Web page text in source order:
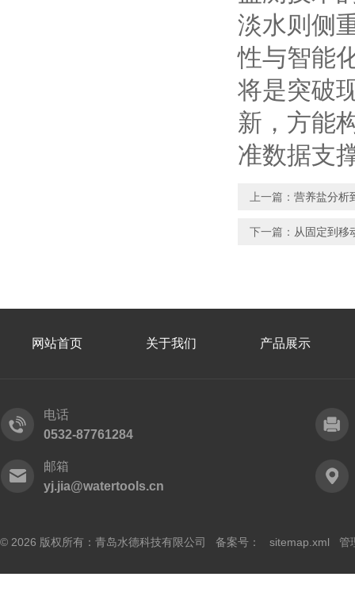
淡水则侧
性与智能
将是突破
新，方能
准数据支
上一篇： 营养盐分析
下一篇： 从固定到移
网站首页 关于我们 产品展示
电话
0532-87761284
邮箱
yj.jia@watertools.cn
© 2026 版权所有：青岛水德科技有限公司 备案号： sitemap.xml 管